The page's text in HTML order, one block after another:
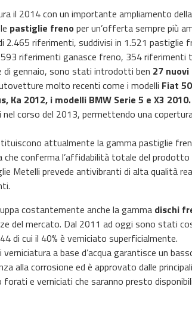
il 2014 con un importante ampliamento
pastiglie freno per un’offerta sempre più
riferimenti, suddivisi in 1.521 pastiglie
riferimenti ganasce freno, 354 riferimenti
di gennaio, sono stati introdotti ben 27
molto recenti come i modelli Fiat
Ka 2012, i modelli BMW Serie 5 e X3 2010.
corso del 2013, permettendo una
attualmente la gamma pastiglie
che conferma l’affidabilità totale del
Metelli prevede antivibranti di alta qualità
costantemente anche la gamma dischi
del mercato. Dal 2011 ad oggi sono stati
di cui il 40% è verniciato superficialmente.
a base d’acqua garantisce un
alla corrosione ed è approvato dalle
e verniciati che saranno presto